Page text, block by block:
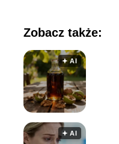
Zobacz także:
🟅 AI
🟅 AI